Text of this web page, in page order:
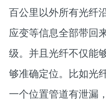
百公里以外所有光纤
应变等信息全部带回
级。并且光纤不仅能
够准确定位。比如光
一个位置管道有泄漏